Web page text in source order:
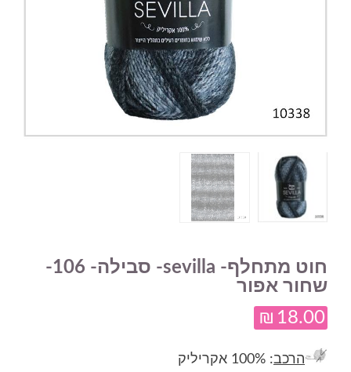
חוט מתחלף- sevilla- סבילה- 106-
שחור אפור
₪ 18.00
הרכב: 100% אקריליק